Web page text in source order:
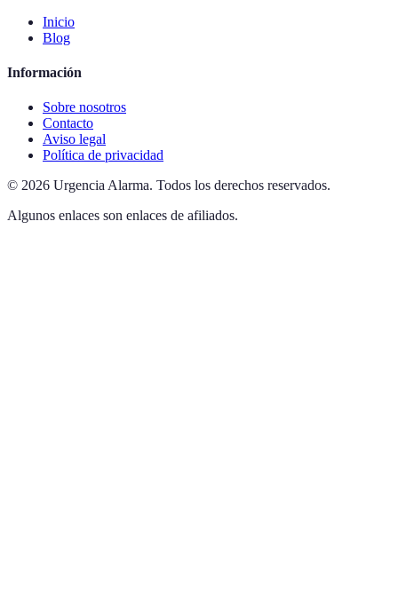
Inicio
Blog
Información
Sobre nosotros
Contacto
Aviso legal
Política de privacidad
© 2026 Urgencia Alarma. Todos los derechos reservados.
Algunos enlaces son enlaces de afiliados.